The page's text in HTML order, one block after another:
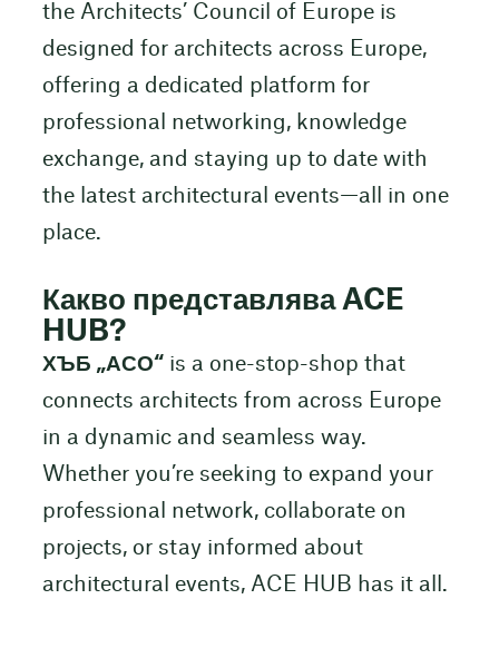
the Architects’ Council of Europe is
designed for architects across Europe,
offering a dedicated platform for
professional networking, knowledge
exchange, and staying up to date with
the latest architectural events—all in one
place.
Какво представлява ACE
HUB?
ХЪБ „АСО“is a one-stop-shop that
connects architects from across Europe
in a dynamic and seamless way.
Whether you’re seeking to expand your
professional network, collaborate on
projects, or stay informed about
architectural events, ACE HUB has it all.